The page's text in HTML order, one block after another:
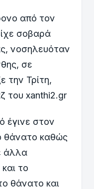
από τον
σοβαρά
νοσηλευόταν
σε
την Τρίτη,
του xanthi2.gr
έγινε στον
θάνατο καθώς
άλλα
το
θάνατο και